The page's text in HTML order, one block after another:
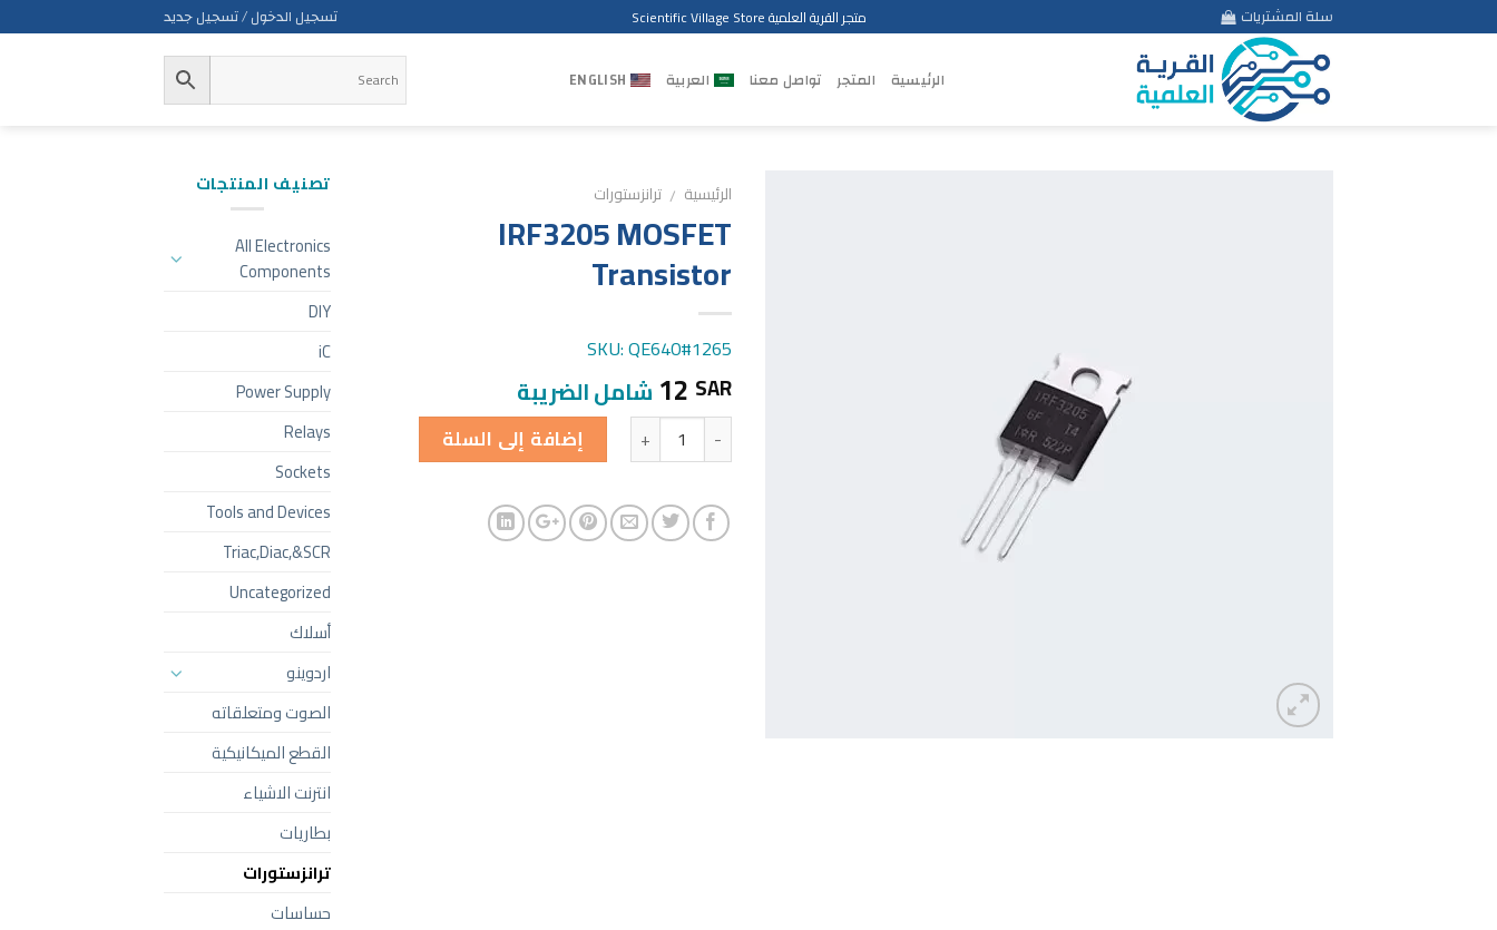
to
سلة المشتريات متجر القرية العلمية Scientific Village Store تسجيل الدخول / تسجيل جديد
الرئيسية المتجر تواصل معنا العربية ENGLISH
الرئيسية / ترانزستورات
IRF3205 MOSFET
Transistor
SKU: QE640#1265
12 SAR شامل الضريبة
الكمية إضافة إلى السلة
تصنيف المنتجات
All Electronics
Components
DIY
iC
Power Supply
Relays
Sockets
Tools and Devices
Triac,Diac,&SCR
Uncategorized
أسلاك
اردوينو
الصوت ومتعلقاته
القطع الميكانيكية
انترنت الاشياء
بطاريات
ترانزستورات
حساسات